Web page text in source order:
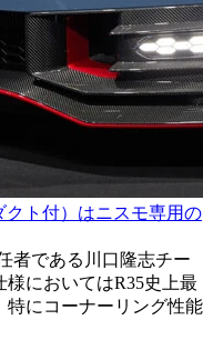
ト付）はニスモ専用の
者である川口隆志チー
においてはR35史上最
特にコーナーリング性能